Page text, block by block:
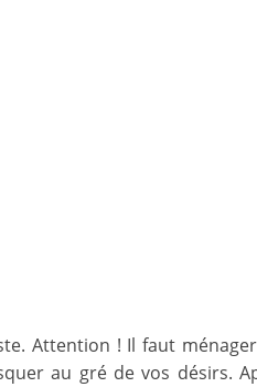
Attention ! Il faut
au gré de vos désirs.